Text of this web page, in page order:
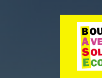
Passer
contenu